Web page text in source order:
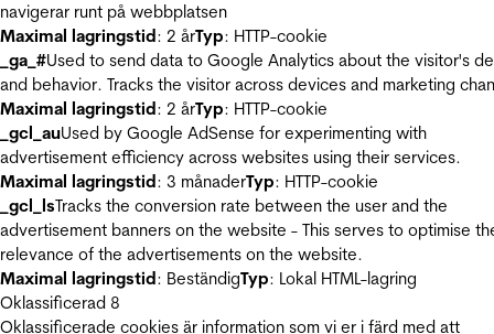
navigerar runt på webbplatsen
Maximal lagringstid: 2 årTyp: HTTP-cookie
_ga_#Used to send data to Google Analytics about the visitor's
and behavior. Tracks the visitor across devices and marketing
Maximal lagringstid: 2 årTyp: HTTP-cookie
_gcl_auUsed by Google AdSense for experimenting with
advertisement efficiency across websites using their services.
Maximal lagringstid: 3 månaderTyp: HTTP-cookie
_gcl_lsTracks the conversion rate between the user and the
advertisement banners on the website - This serves to optimise
relevance of the advertisements on the website.
Maximal lagringstid: BeständigTyp: Lokal HTML-lagring
Oklassificerad 8
Oklassificerade cookies är information som vi er i färd med att